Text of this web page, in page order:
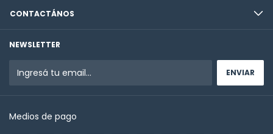
CONTACTÁNOS
NEWSLETTER
Medios de pago